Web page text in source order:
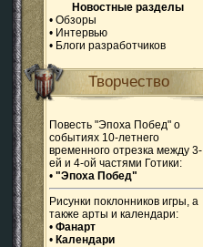
Новостные разделы
• Обзоры
• Интервью
• Блоги разработчиков
Творчество
Повесть "Эпоха Побед" о
событиях 10-летнего
временного отрезка между 3-
ей и 4-ой частями Готики:
• "Эпоха Побед"
Рисунки поклонников игры, а
также арты и календари:
• Фанарт
• Календари